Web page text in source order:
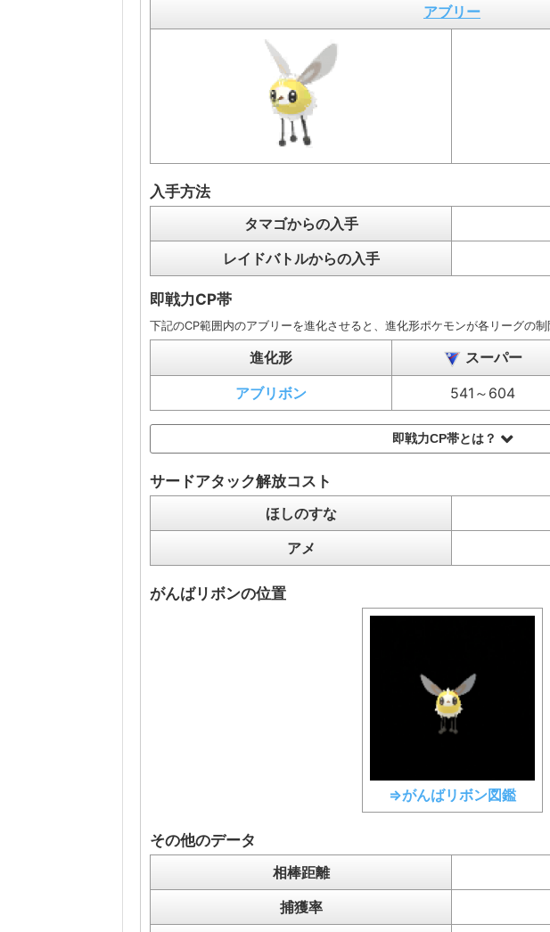
アブリー
入手方法
タマゴからの入手
レイドバトルからの入手
即戦力CP帯
下記のCP範囲内のアブリーを進化させると、進化形ポケモンが各リーグの制
進化形 スーパー
アブリボン
541～604
即戦力CP帯とは？
サードアタック解放コスト
ほしのすな
アメ
がんばリボンの位置
⇒がんばリボン図鑑
その他のデータ
相棒距離
捕獲率